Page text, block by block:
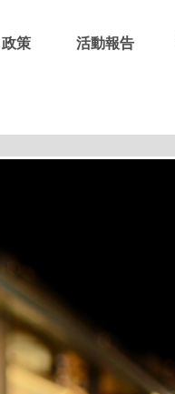
政策 活動報告